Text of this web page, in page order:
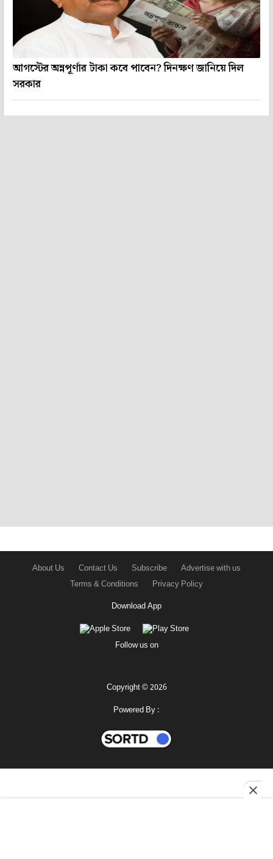
আগস্টের অন্নপূর্ণার টাকা কবে পাবেন? দিনক্ষণ জানিয়ে দিল
সরকার
About Us Contact Us Subscribe
Advertise with us
Terms & Conditions
Privacy Policy
Download App
Follow us on
Copyright © 2026
Powered By :